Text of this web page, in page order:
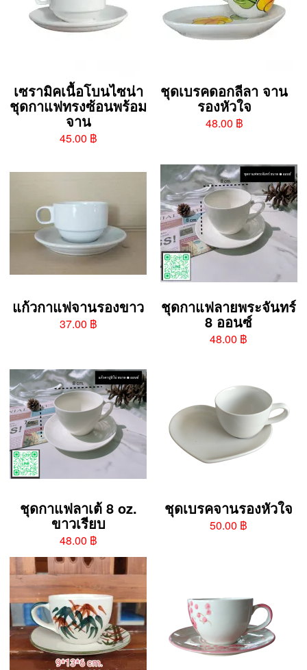
เซรามิคเนื้อโบนไซน่า
ชุดกาแฟทรงซ้อนพร้อม
จาน
45.00 ฿
ชุดเบรคดอกลีลา จาน
รองหัวใจ
48.00 ฿
แก้วกาแฟจานรองขาว
37.00 ฿
ชุดกาแฟลายพระจันทร์
8 ออนซ์
48.00 ฿
ชุดกาแฟลาเต้ 8 oz.
ขาวเรียบ
48.00 ฿
ชุดเบรคจานรองหัวใจ
50.00 ฿